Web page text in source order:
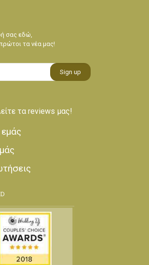
σας εδώ,
τα νέα μας!
τα reviews μας!